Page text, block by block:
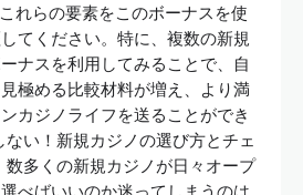
れらの要素をこのボーナスを使
てください。特に、複数の新規
ナスを利用してみることで、自
極める比較材料が増え、より満
カジノライフを送ることができ
い！新規カジノの選び方とチェ
数多くの新規カジノが日々オープ